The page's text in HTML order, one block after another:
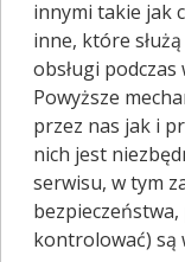
Wpisz nazwę leku
W Gorlicach jest 20
otwarta.*
Wybierz typ aptek
innymi takie jak
inne, które
obsługi
Powyższe
przez nas jak i
nich jest
serwisu, w tym
kontrolować) są